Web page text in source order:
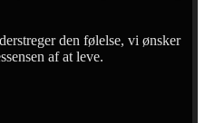
den følelse, vi ønsker
af at leve.